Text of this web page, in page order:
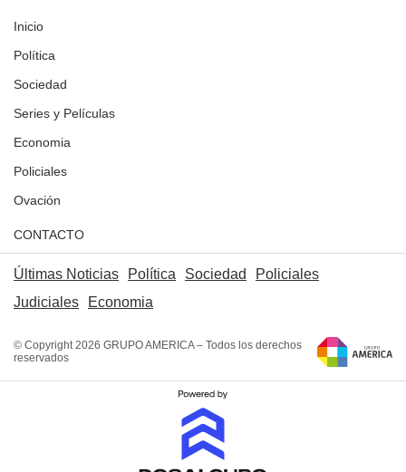
Inicio
Política
Sociedad
Series y Películas
Economia
Policiales
Ovación
CONTACTO
Últimas Noticias Política Sociedad
Policiales
Judiciales
Economia
© Copyright 2026 GRUPO AMERICA – Todos los derechos
reservados